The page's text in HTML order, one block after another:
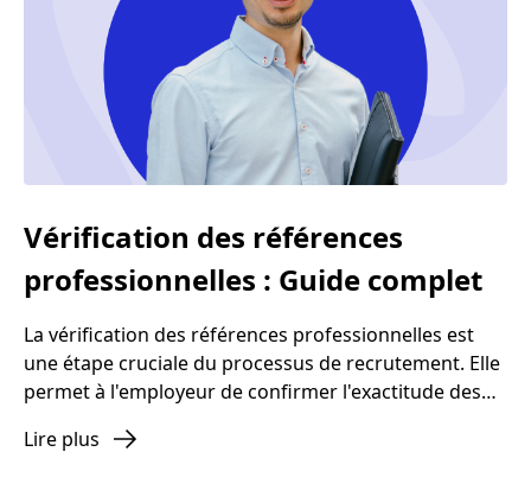
Vérification des références
professionnelles : Guide complet
La vérification des références professionnelles est
une étape cruciale du processus de recrutement. Elle
permet à l'employeur de confirmer l'exactitude des
lors de l'entretien. Dans cet article, nous allons
Lire plus